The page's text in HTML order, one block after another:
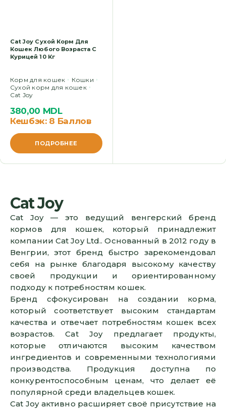
Cat Joy Сухой Корм Для
Кошек Любого Возраста С
Курицей 10 Кг
Корм для кошек
Кошки
Сухой корм для кошек
Cat Joy
380,00 MDL
Кешбэк:8 Баллов
ПОДРОБНЕЕ
Cat Joy
Cat Joy — это ведущий венгерский бренд
кормов для кошек, который принадлежит
компании Cat Joy Ltd.. Основанный в 2012 году в
Венгрии, этот бренд быстро зарекомендовал
себя на рынке благодаря высокому качеству
своей продукции и ориентированному
подходу к потребностям кошек.
Бренд сфокусирован на создании корма,
который соответствует высоким стандартам
качества и отвечает потребностям кошек всех
возрастов. Cat Joy предлагает продукты,
которые отличаются высоким качеством
ингредиентов и современными технологиями
производства. Продукция доступна по
конкурентоспособным ценам, что делает её
популярной среди владельцев кошек.
Cat Joy активно расширяет своё присутствие на